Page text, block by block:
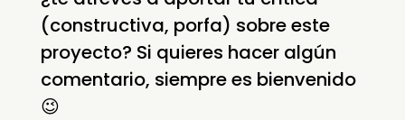
(constructiva, porfa) sobre este
proyecto? Si quieres hacer algún
comentario, siempre es bienvenido
😉